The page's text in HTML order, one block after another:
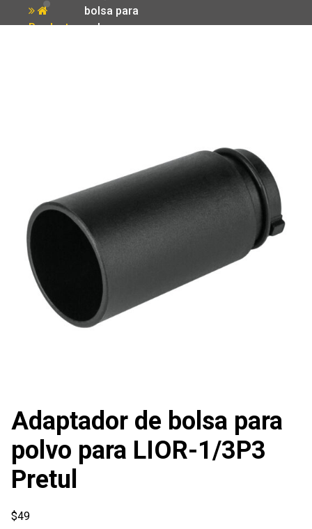
Producto
bolsa para
polvo para
Adaptador de bolsa para
polvo para LIOR-1/3P3
Pretul
$49